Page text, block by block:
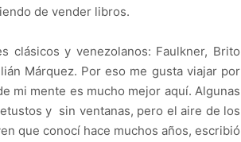
de vender libros.
clásicos y venezolanos: Faulkner, Brito
Márquez. Por eso me gusta viajar por
mi mente es mucho mejor aquí. Algunas
y sin ventanas, pero el aire de los
que conocí hace muchos años, escribió